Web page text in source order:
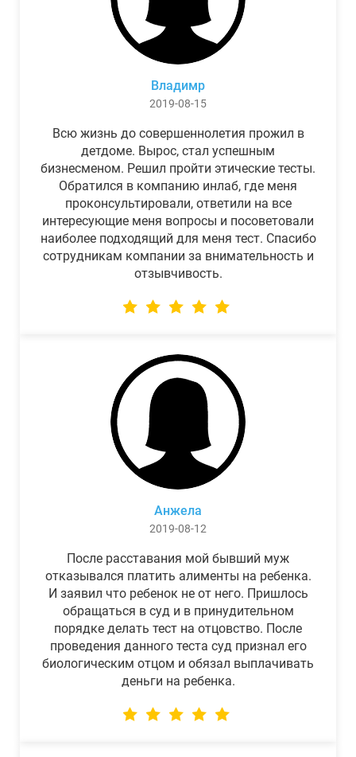
Владимр
2019-08-15
Всю жизнь до совершеннолетия прожил в
детдоме. Вырос, стал успешным
бизнесменом. Решил пройти этические тесты.
Обратился в компанию инлаб, где меня
проконсультировали, ответили на все
интересующие меня вопросы и посоветовали
наиболее подходящий для меня тест. Спасибо
сотрудникам компании за внимательность и
отзывчивость.
Анжела
2019-08-12
После расставания мой бывший муж
отказывался платить алименты на ребенка.
И заявил что ребенок не от него. Пришлось
обращаться в суд и в принудительном
порядке делать тест на отцовство. После
проведения данного теста суд признал его
биологическим отцом и обязал выплачивать
деньги на ребенка.